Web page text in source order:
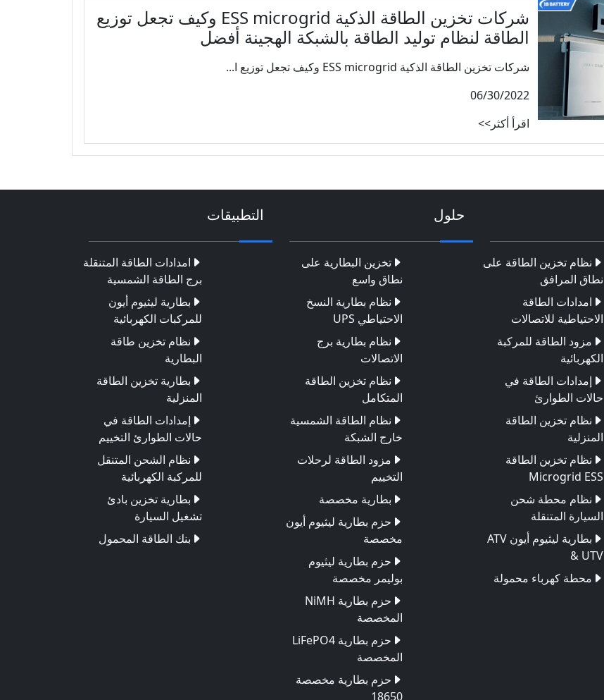
شركات تخزين الطاقة الذكية ESS microgrid وكيف تجعل توزيع
الطاقة لنظام توليد الطاقة بالشبكة الهجينة أفضل
شركات تخزين الطاقة الذكية ESS microgrid وكيف تجعل توزيع ا...
06/30/2022
اقرأ أكثر>>
نظام تخزين الطاقة على
نطاق المرافق
امدادات الطاقة
الاحتياطية للاتصالات
مزود الطاقة للمركبة
الكهربائية
إمدادات الطاقة في
حالات الطوارئ
نظام تخزين الطاقة
المنزلية
نظام تخزين الطاقة
Microgrid ESS
نظام محطة شحن
السيارة المتنقلة
بطارية ليثيوم أيون ATV
& UTV
محطة كهرباء محمولة
حلول
تخزين البطارية على
نطاق واسع
نظام بطارية النسخ
الاحتياطي UPS
نظام بطارية برج
الاتصالات
نظام تخزين الطاقة
المتكامل
نظام الطاقة الشمسية
خارج الشبكة
مزود الطاقة لرحلات
التخييم
بطارية مخصصة
حزم بطارية ليثيوم أيون
مخصصة
حزم بطارية ليثيوم
بوليمر مخصصة
حزم بطارية NiMH
المخصصة
حزم بطارية LiFePO4
المخصصة
حزم بطارية مخصصة
18650
التطبيقات
امدادات الطاقة المتنقلة
برج الطاقة الشمسية
بطارية ليثيوم أيون
للمركبات الكهربائية
نظام تخزين طاقة
البطارية
بطارية تخزين الطاقة
المنزلية
إمدادات الطاقة في
حالات الطوارئ التخييم
نظام الشحن المتنقل
للمركبة الكهربائية
بطارية تخزين بادئ
تشغيل السيارة
بنك الطاقة المحمول